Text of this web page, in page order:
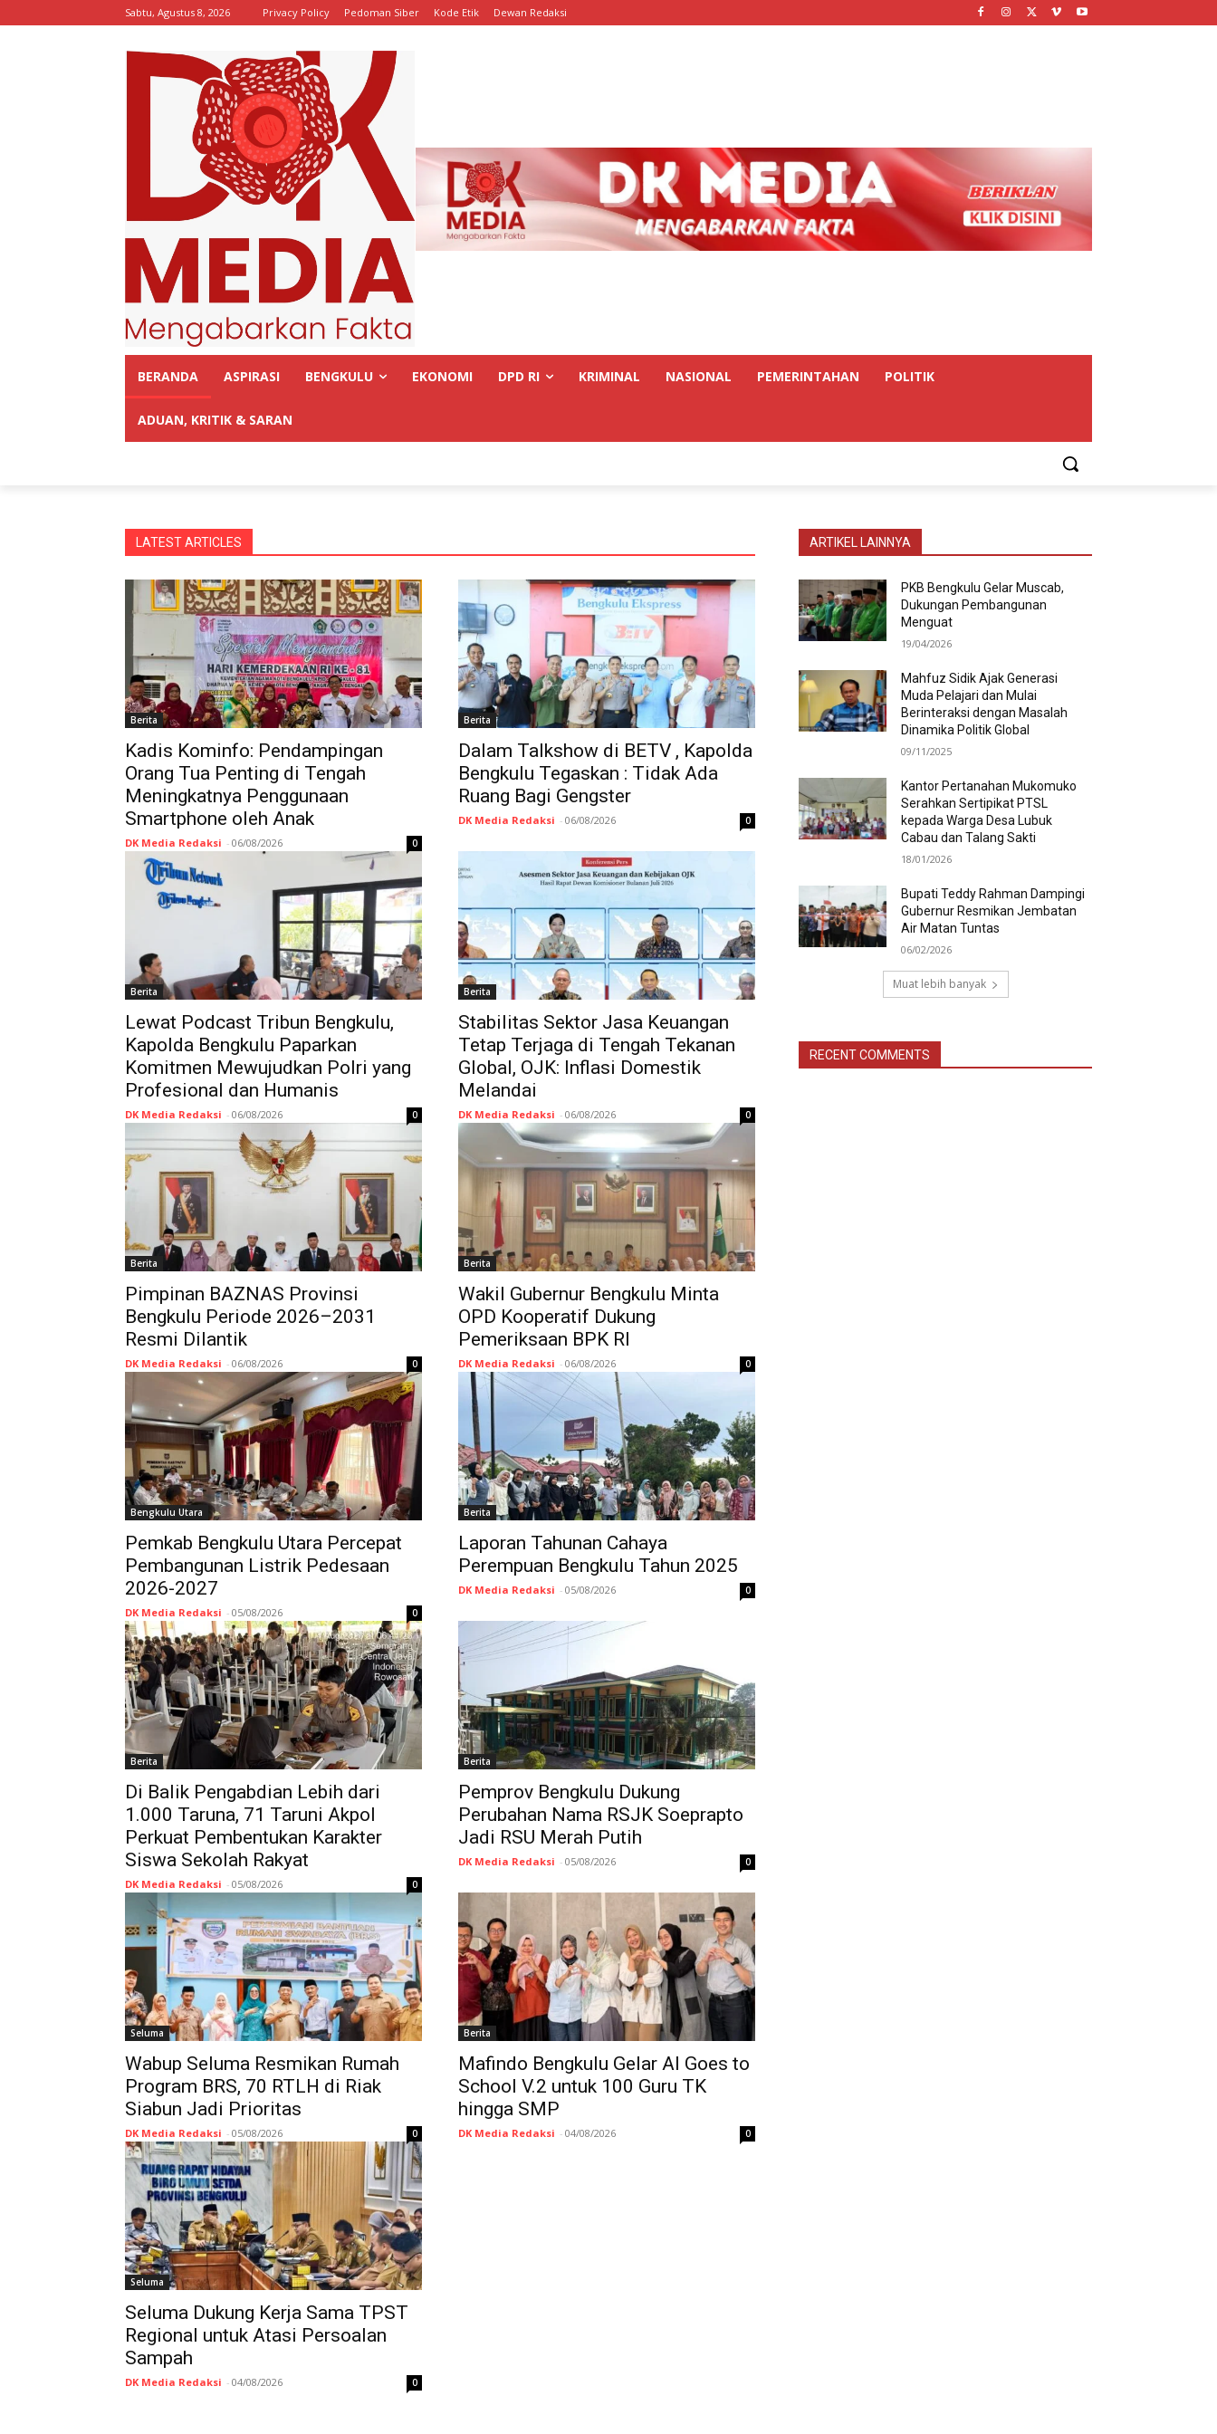
Sabtu, Agustus 8, 2026 Privacy Policy Pedoman Siber Kode Etik Dewan Redaksi
BERANDA ASPIRASI BENGKULU EKONOMI DPD RI KRIMINAL NASIONAL PEMERINTAHAN POLITIK
ADUAN, KRITIK & SARAN
LATEST ARTICLES
Berita
Kadis Kominfo: Pendampingan
Orang Tua Penting di Tengah
Meningkatnya Penggunaan
Smartphone oleh Anak
DK Media Redaksi - 06/08/2026 0
Berita
Dalam Talkshow di BETV , Kapolda
Bengkulu Tegaskan : Tidak Ada
Ruang Bagi Gengster
DK Media Redaksi - 06/08/2026 0
Berita
Lewat Podcast Tribun Bengkulu,
Kapolda Bengkulu Paparkan
Komitmen Mewujudkan Polri yang
Profesional dan Humanis
DK Media Redaksi - 06/08/2026 0
Berita
Stabilitas Sektor Jasa Keuangan
Tetap Terjaga di Tengah Tekanan
Global, OJK: Inflasi Domestik
Melandai
DK Media Redaksi - 06/08/2026 0
Berita
Pimpinan BAZNAS Provinsi
Bengkulu Periode 2026–2031
Resmi Dilantik
DK Media Redaksi - 06/08/2026 0
Berita
Wakil Gubernur Bengkulu Minta
OPD Kooperatif Dukung
Pemeriksaan BPK RI
DK Media Redaksi - 06/08/2026 0
Bengkulu Utara
Pemkab Bengkulu Utara Percepat
Pembangunan Listrik Pedesaan
2026-2027
DK Media Redaksi - 05/08/2026 0
Berita
Laporan Tahunan Cahaya
Perempuan Bengkulu Tahun 2025
DK Media Redaksi - 05/08/2026 0
Berita
Di Balik Pengabdian Lebih dari
1.000 Taruna, 71 Taruni Akpol
Perkuat Pembentukan Karakter
Siswa Sekolah Rakyat
DK Media Redaksi - 05/08/2026 0
Berita
Pemprov Bengkulu Dukung
Perubahan Nama RSJK Soeprapto
Jadi RSU Merah Putih
DK Media Redaksi - 05/08/2026 0
Seluma
Wabup Seluma Resmikan Rumah
Program BRS, 70 RTLH di Riak
Siabun Jadi Prioritas
DK Media Redaksi - 05/08/2026 0
Berita
Mafindo Bengkulu Gelar AI Goes to
School V.2 untuk 100 Guru TK
hingga SMP
DK Media Redaksi - 04/08/2026 0
Seluma
Seluma Dukung Kerja Sama TPST
Regional untuk Atasi Persoalan
Sampah
DK Media Redaksi - 04/08/2026 0
ARTIKEL LAINNYA
PKB Bengkulu Gelar Muscab,
Dukungan Pembangunan
Menguat
19/04/2026
Mahfuz Sidik Ajak Generasi
Muda Pelajari dan Mulai
Berinteraksi dengan Masalah
Dinamika Politik Global
09/11/2025
Kantor Pertanahan Mukomuko
Serahkan Sertipikat PTSL
kepada Warga Desa Lubuk
Cabau dan Talang Sakti
18/01/2026
Bupati Teddy Rahman Dampingi
Gubernur Resmikan Jembatan
Air Matan Tuntas
06/02/2026
Muat lebih banyak
RECENT COMMENTS